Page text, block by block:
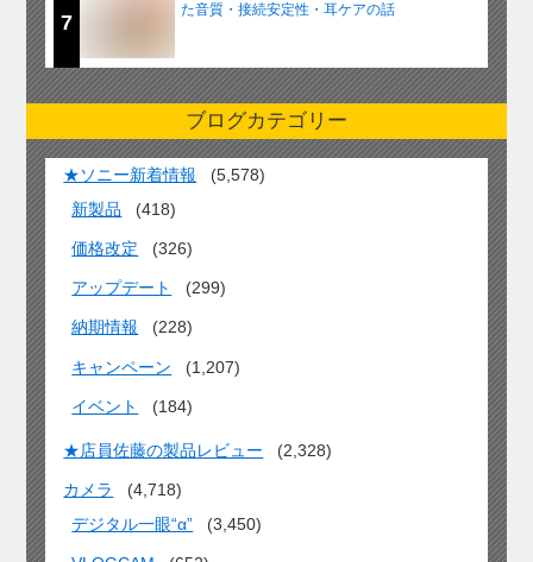
7
た音質・接続安定性・耳ケアの話
ブログカテゴリー
★ソニー新着情報
(5,578)
新製品
(418)
価格改定 (326)
アップデート (299)
納期情報 (228)
キャンペーン (1,207)
イベント (184)
★店員佐藤の製品レビュー (2,328)
カメラ
(4,718)
デジタル一眼“α”
(3,450)